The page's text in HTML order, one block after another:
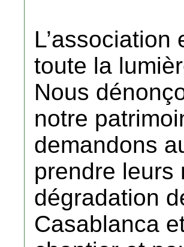
toute la
Nous
notre
demandons
prendre leurs
dégradation
Casablanca